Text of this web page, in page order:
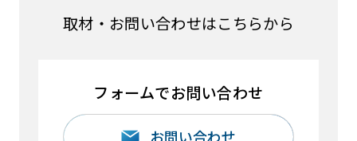
取材・お問い合わせはこちらから
フォームでお問い合わせ
お問い合わせ